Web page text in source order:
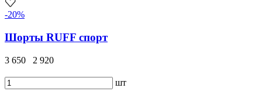
-20%
Шорты RUFF спорт
3 650 2 920
шт